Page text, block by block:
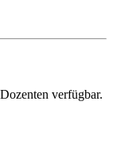
verfügbar.